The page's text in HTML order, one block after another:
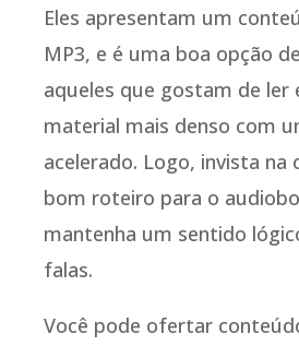
Eles apresentam um
MP3, e é uma boa opção
aqueles que gostam de ler
material mais denso com
acelerado. Logo, invista na
bom roteiro para o
mantenha um sentido
falas.
Você pode ofertar